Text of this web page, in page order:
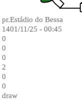
pr.Estádio do Bessa
1401/11/25 - 00:45
0
0
0
2
0
0
draw